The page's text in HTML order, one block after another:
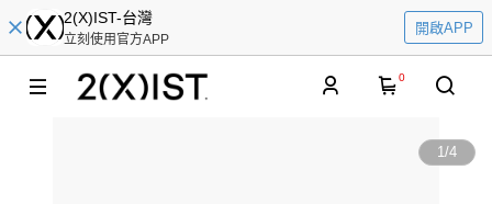
2(X)IST-台灣
立刻使用官方APP
開啟APP
0
1/4